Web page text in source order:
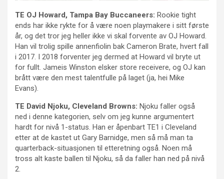
TE OJ Howard, Tampa Bay Buccaneers: Rookie tight
ends har ikke rykte for å være noen playmakere i sitt første
år, og det tror jeg heller ikke vi skal forvente av OJ Howard.
Han vil trolig spille annenfiolin bak Cameron Brate, hvert fall
i 2017. I 2018 forventer jeg dermed at Howard vil bryte ut
for fullt. Jameis Winston elsker store receivere, og OJ kan
brått være den mest talentfulle på laget (ja, hei Mike
Evans).
TE David Njoku, Cleveland Browns: Njoku faller også
ned i denne kategorien, selv om jeg kunne argumentert
hardt for nivå 1-status. Han er åpenbart TE1 i Cleveland
etter at de kastet ut Gary Barnidge, men så må man ta
quarterback-situasjonen til etteretning også. Noen må
tross alt kaste ballen til Njoku, så da faller han ned på nivå
2.